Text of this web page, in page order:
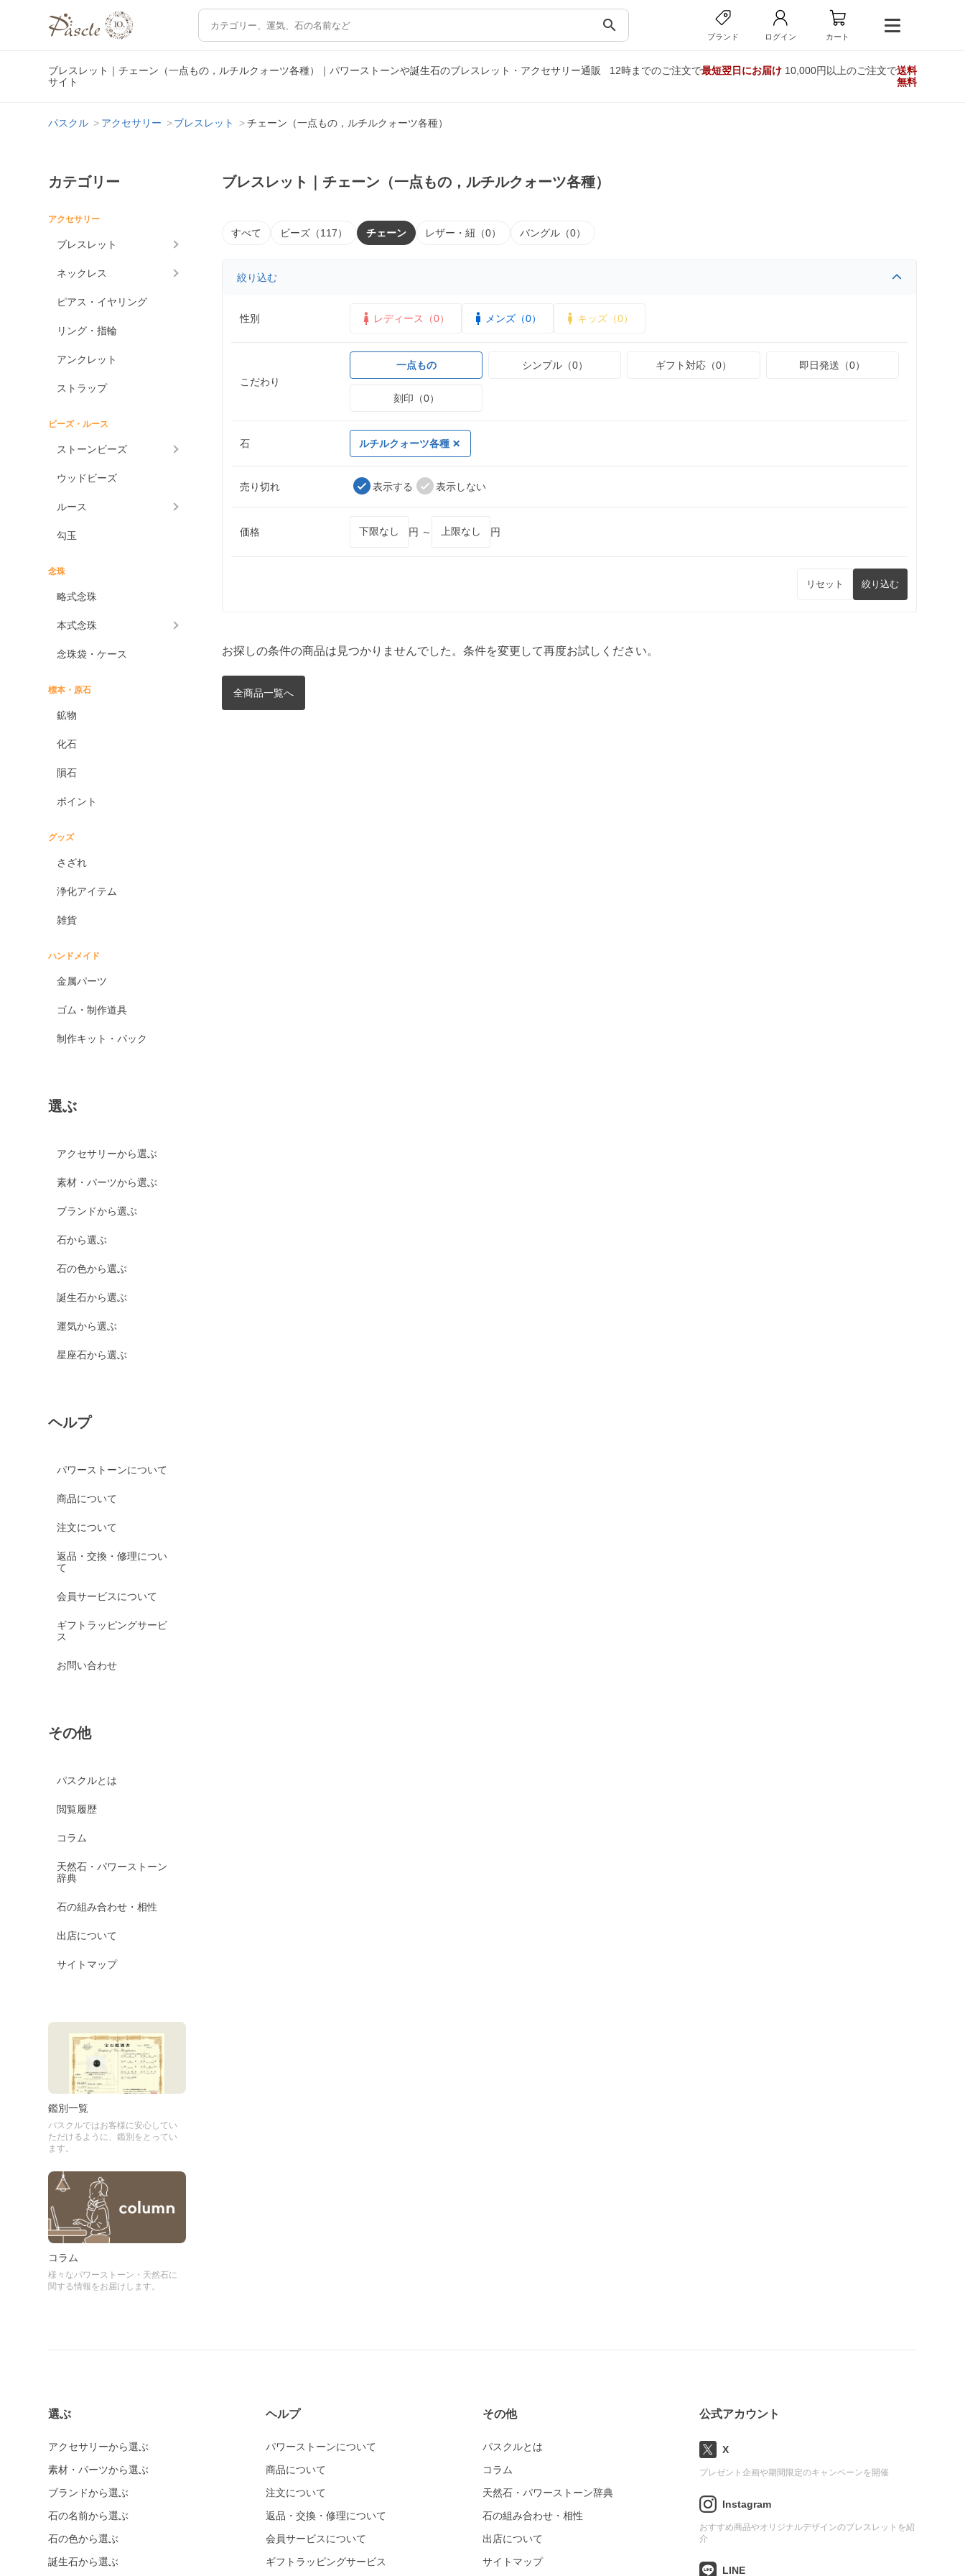
search
ブランド ログイン カート
ブレスレット｜チェーン（一点もの，ルチルクォーツ各種）｜パワーストーンや誕生石のブレスレット・アクセサリー通販
サイト
12時までのご注文で最短翌日にお届け10,000円以上のご注文で送料
無料
パスクル アクセサリー ブレスレット チェーン（一点もの，ルチルクォーツ各種）
カテゴリー
アクセサリー
ブレスレット
ネックレス
ピアス・イヤリング
リング・指輪
アンクレット
ストラップ
ビーズ・ルース
ストーンビーズ
ウッドビーズ
ルース
勾玉
念珠
略式念珠
本式念珠
念珠袋・ケース
標本・原石
鉱物
化石
隕石
ポイント
グッズ
さざれ
浄化アイテム
雑貨
ハンドメイド
金属パーツ
ゴム・制作道具
制作キット・パック
選ぶ
アクセサリーから選ぶ
素材・パーツから選ぶ
ブランドから選ぶ
石から選ぶ
石の色から選ぶ
誕生石から選ぶ
運気から選ぶ
星座石から選ぶ
ヘルプ
パワーストーンについて
商品について
注文について
返品・交換・修理につい
て
会員サービスについて
ギフトラッピングサービ
ス
お問い合わせ
その他
パスクルとは
閲覧履歴
コラム
天然石・パワーストーン
辞典
石の組み合わせ・相性
出店について
サイトマップ
鑑別一覧
パスクルではお客様に安心してい
ただけるように、鑑別をとってい
ます。
コラム
様々なパワーストーン・天然石に
関する情報をお届けします。
ブレスレット｜チェーン（一点もの，ルチルクォーツ各種）
すべて ビーズ（117） チェーン レザー・紐（0） バングル（0）
絞り込む
性別 レディース（0） メンズ（0） キッズ（0）
こだわり
一点もの シンプル（0） ギフト対応（0） 即日発送（0）
刻印（0）
石 ルチルクォーツ各種
売り切れ 表示する 表示しない
価格 円 ～ 円
リセット 絞り込む
お探しの条件の商品は見つかりませんでした。条件を変更して再度お試しください。
全商品一覧へ
選ぶ
アクセサリーから選ぶ
素材・パーツから選ぶ
ブランドから選ぶ
石の名前から選ぶ
石の色から選ぶ
誕生石から選ぶ
ヘルプ
パワーストーンについて
商品について
注文について
返品・交換・修理について
会員サービスについて
ギフトラッピングサービス
その他
パスクルとは
コラム
天然石・パワーストーン辞典
石の組み合わせ・相性
出店について
サイトマップ
公式アカウント
X
プレゼント企画や期間限定のキャンペーンを開催
Instagram
おすすめ商品やオリジナルデザインのブレスレットを紹
介
LINE